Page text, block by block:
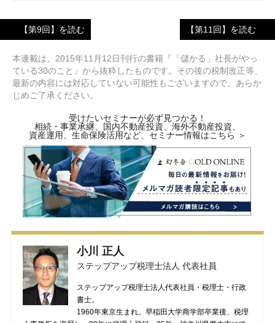
【第9回】を読む 【第11回】を読む
本連載は、2015年11月12日刊行の書籍『「儲かる」社長がやっ
ている30のこと』から抜粋したものです。その後の税制改正等、
最新の内容には対応していない可能性もございますので、あらか
じめご了承ください。
受けたいセミナーが必ず見つかる！
相続・事業承継、国内不動産投資、海外不動産投資、
資産運用、生命保険活用など、セミナー情報はこちら ＞
小川 正人
ステップアップ税理士法人 代表社員
ステップアップ税理士法人代表社員・税理士・行政
書士。
1960年東京生まれ。早稲田大学商学部卒業後、税理